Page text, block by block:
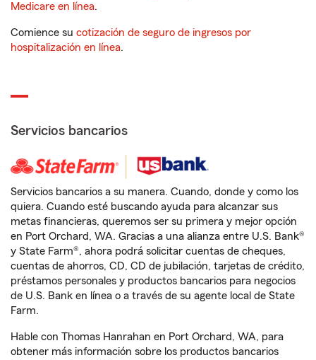
Medicare en línea.
Comience su cotización de seguro de ingresos por
hospitalización en línea.
Servicios bancarios
Servicios bancarios a su manera. Cuando, donde y como los
quiera. Cuando esté buscando ayuda para alcanzar sus
metas financieras, queremos ser su primera y mejor opción
en Port Orchard, WA. Gracias a una alianza entre U.S. Bank®
y State Farm®, ahora podrá solicitar cuentas de cheques,
cuentas de ahorros, CD, CD de jubilación, tarjetas de crédito,
préstamos personales y productos bancarios para negocios
de U.S. Bank en línea o a través de su agente local de State
Farm.
Hable con Thomas Hanrahan en Port Orchard, WA, para
obtener más información sobre los productos bancarios